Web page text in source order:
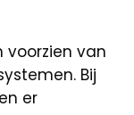
voorzien van
Bij
er